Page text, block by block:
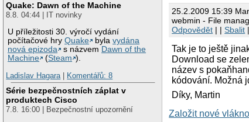
Quake: Dawn of the Machine
8.8. 04:44 | IT novinky
U příležitosti 30. výročí vydání
počítačové hryQuake bylavydána
nová epizoda
s názvem Dawn of the
Machine
(Steam ).
Ladislav Hagara
Komentářů: 8
Série bezpečnostních záplat v
produktech Cisco
7.8. 16:00 | Bezpečnostní upozornění
25.2.2009 15:39
webmin - File
Odpovědět | |Sbalit |
Tak je to ještě
Download se
název s
kódování. Možná
Díky, Martin
Založit nové vlákno